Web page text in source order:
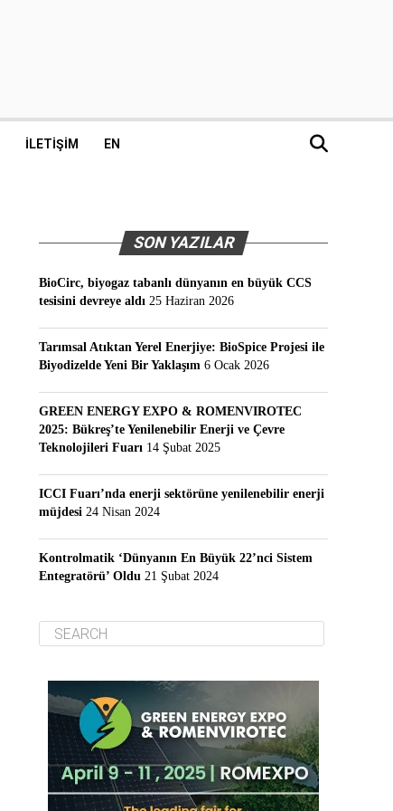
İLETIŞIM EN
SON YAZILAR
BioCirc, biyogaz tabanlı dünyanın en büyük CCS
tesisini devreye aldı 25 Haziran 2026
Tarımsal Atıktan Yerel Enerjiye: BioSpice Projesi ile
Biyodizelde Yeni Bir Yaklaşım 6 Ocak 2026
GREEN ENERGY EXPO & ROMENVIROTEC
2025: Bükreş’te Yenilenebilir Enerji ve Çevre
Teknolojileri Fuarı 14 Şubat 2025
ICCI Fuarı’nda enerji sektörüne yenilenebilir enerji
müjdesi 24 Nisan 2024
Kontrolmatik ‘Dünyanın En Büyük 22’nci Sistem
Entegratörü’ Oldu 21 Şubat 2024